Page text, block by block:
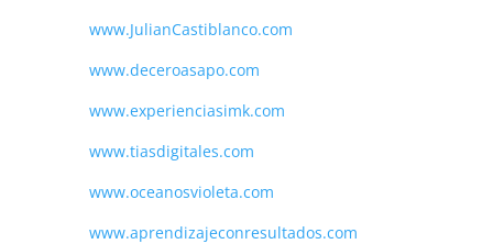
www.JulianCastiblanco.com
www.deceroasapo.com
www.experienciasimk.com
www.tiasdigitales.com
www.oceanosvioleta.com
www.aprendizajeconresultados.com